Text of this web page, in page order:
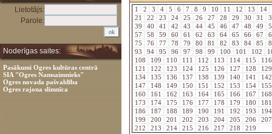
Lietotājs:
Parole:
Noderīgas saites:
Pasākumi Ogres kultūras centrā
SIA "Ogres Namsaimnieks"
Ogres novada pašvaldība
Ogres rajona slimnīca
1 2 3 4 5 6 7 8 9 10 11 12 13 14
21
22 23 24 25 26 27 28 29 30 31
39
40 41 42 43 44 45 46 47 48 49
57
58 59 60 61 62 63 64 65 66 67
75
76 77 78 79 80 81 82 83 84 85
93
94 95 96 97 98 99 100 101 102
108
109 110 111 112 113 114 115
121
122 123 124 125 126 127 128
134
135 136 137 138 139 140 141
147
148 149 150 151 152 153 154
160
161 162 163 164 165 166 167
173
174 175 176 177 178 179 180
186
187 188 189 190 191 192 193
199
200 201 202 203 204 205 206
212
213 214 215 216 217 218 219